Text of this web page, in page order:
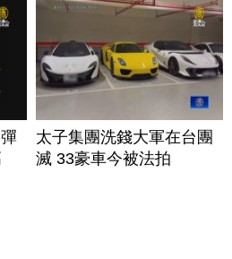
太子集團洗錢大軍在台團
滅 33豪車今被法拍